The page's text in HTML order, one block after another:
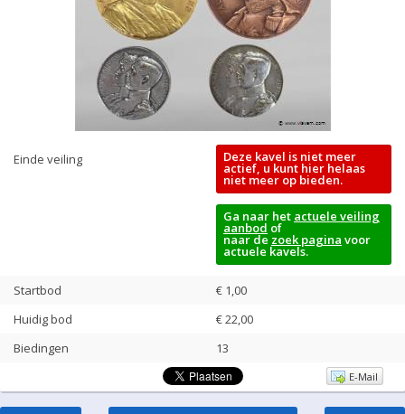
Einde veiling Deze kavel is niet meer
actief, u kunt hier helaas
niet meer op bieden.
Ga naar het actuele veiling
aanbod of
naar de zoek pagina voor
actuele kavels.
Startbod
€ 1,00
Huidig bod
€22,00
Biedingen
13
E-Mail